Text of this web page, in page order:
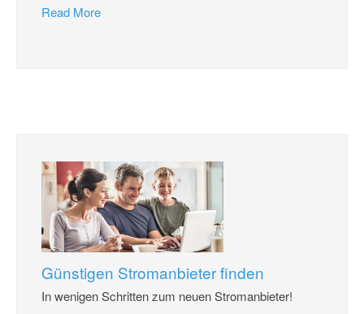
Read More
Günstigen Stromanbieter finden
In wenigen Schritten zum neuen Stromanbieter!